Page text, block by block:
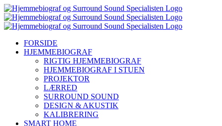
Skip
to
content
YouTube
Instagram
Facebook
LinkedIn
FORSIDE
HJEMMEBIOGRAF
RIGTIG HJEMMEBIOGRAF
HJEMMEBIOGRAF I STUEN
PROJEKTOR
LÆRRED
SURROUND SOUND
DESIGN & AKUSTIK
KALIBRERING
SMART HOME